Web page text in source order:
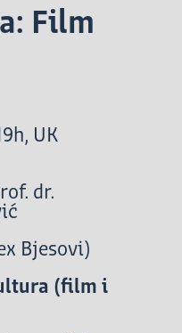
Film
UK
dr.
Bjesovi)
(film i